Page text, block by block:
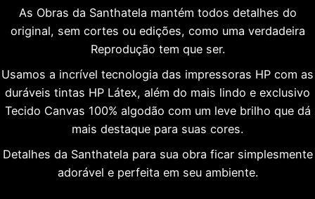
As Obras da Santhatela mantém todos detalhes do
original, sem cortes ou edições, como uma verdadeira
Reprodução tem que ser.
Usamos a incrível tecnologia das impressoras HP com as
duráveis tintas HP Látex, além do mais lindo e exclusivo
Tecido Canvas 100% algodão com um leve brilho que dá
mais destaque para suas cores.
Detalhes da Santhatela para sua obra ficar simplesmente
adorável e perfeita em seu ambiente.